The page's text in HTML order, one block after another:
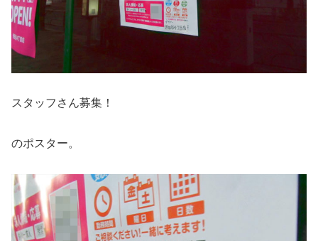
スタッフさん募集！
のポスター。